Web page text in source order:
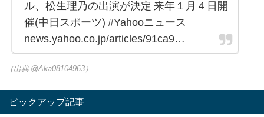
ル、松生理乃の出演が決定 来年１月４日開
催(中日スポーツ) #Yahooニュース
news.yahoo.co.jp/articles/91ca9…
（出典 @Aka08104963）
ピックアップ記事